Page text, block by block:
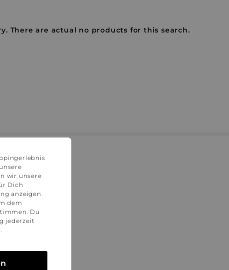
There are actual no products for this search.
wir unsere
Dich
anzeigen.
dem
Du
jederzeit